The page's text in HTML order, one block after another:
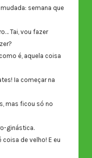
semana que
Tai, vou fazer
é, aquela coisa
Ia começar na
mas ficou só no
ginástica.
de velho! E eu